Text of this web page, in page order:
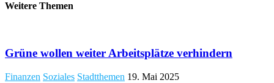
Weitere Themen
Grüne wollen weiter Arbeitsplätze verhindern
Finanzen Soziales Stadtthemen 19. Mai 2025